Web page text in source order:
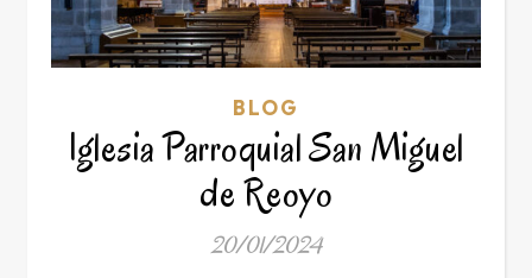
BLOG
Iglesia Parroquial San Miguel
de Reoyo
20/01/2024